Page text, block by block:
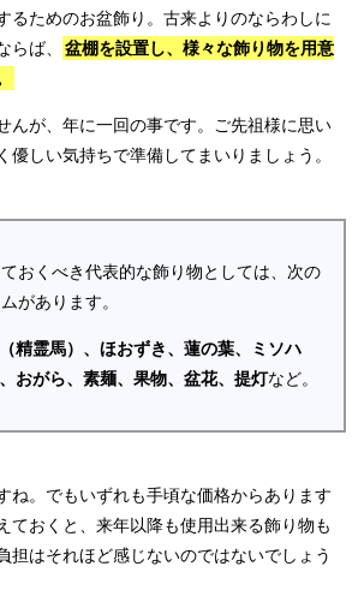
るためのお盆飾り。古来よりのならわしに
らば、
盆棚を設置し、様々な飾り物を用意
んが、年に一回の事です。ご先祖様に思い
優しい気持ちで準備してまいりましょう。
おくべき代表的な飾り物としては、次の
があります。
精霊馬）、ほおずき、蓮の葉、ミソハ
おがら、素麺、果物、盆花、提灯など。
ね。でもいずれも手頃な価格からあります
ておくと、来年以降も使用出来る飾り物も
担はそれほど感じないのではないでしょう